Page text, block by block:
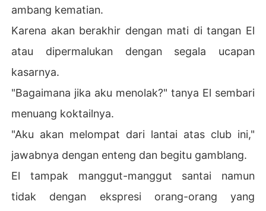
ambang kematian.
Karena akan berakhir dengan mati di tangan El
atau dipermalukan dengan segala ucapan
kasarnya.
"Bagaimana jika aku menolak?" tanya El sembari
menuang koktailnya.
"Aku akan melompat dari lantai atas club ini,"
jawabnya dengan enteng dan begitu gamblang.
El tampak manggut-manggut santai namun
tidak dengan ekspresi orang-orang yang